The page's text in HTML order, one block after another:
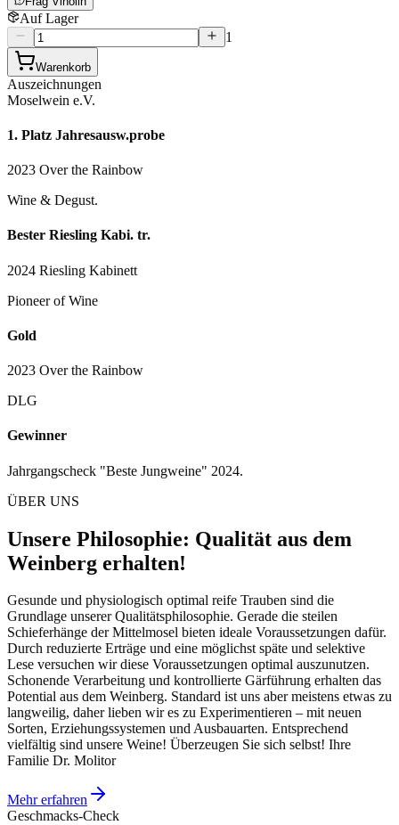
Auf Lager
1
Warenkorb
Auszeichnungen
Moselwein e.V.
1. Platz Jahresausw.probe
2023 Over the Rainbow
Wine & Degust.
Bester Riesling Kabi. tr.
2024 Riesling Kabinett
Pioneer of Wine
Gold
2023 Over the Rainbow
DLG
Gewinner
Jahrgangscheck "Beste Jungweine" 2024.
ÜBER UNS
Unsere Philosophie: Qualität aus dem
Weinberg erhalten!
Gesunde und physiologisch optimal reife Trauben sind die
Grundlage unserer Qualitätsphilosophie. Gerade die steilen
Schieferhänge der Mittelmosel bieten ideale Voraussetzungen dafür.
Durch reduzierte Erträge und eine möglichst späte und selektive
Lese versuchen wir diese Voraussetzungen optimal auszunutzen.
Schonende Verarbeitung und kontrollierte Gärführung erhalten das
Potential aus dem Weinberg. Standard ist uns aber meistens etwas zu
langweilig, daher lieben wir es zu Experimentieren – mit neuen
Sorten, Erziehungssystemen und Ausbauarten. Entsprechend
vielfältig sind unsere Weine! Überzeugen Sie sich selbst! Ihre
Familie Dr. Molitor
Mehr erfahren
Geschmacks-Check